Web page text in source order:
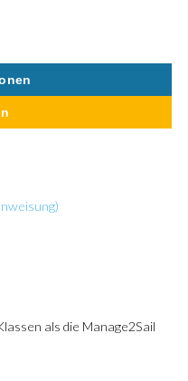
als die Manage2Sail